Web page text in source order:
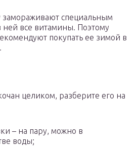
замораживают специальным
ней все витамины. Поэтому
покупать ее зимой в
целиком, разберите его на
– на пару, можно в
воды;